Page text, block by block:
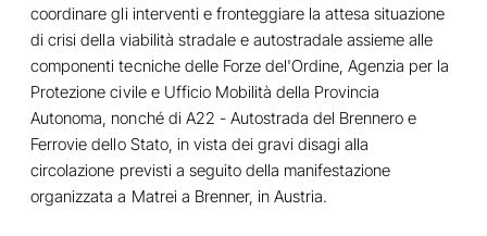
coordinare gli interventi e fronteggiare la attesa situazione
di crisi della viabilità stradale e autostradale assieme alle
componenti tecniche delle Forze del'Ordine, Agenzia per la
Protezione civile e Ufficio Mobilità della Provincia
Autonoma, nonché di A22 - Autostrada del Brennero e
Ferrovie dello Stato, in vista dei gravi disagi alla
circolazione previsti a seguito della manifestazione
organizzata a Matrei a Brenner, in Austria.